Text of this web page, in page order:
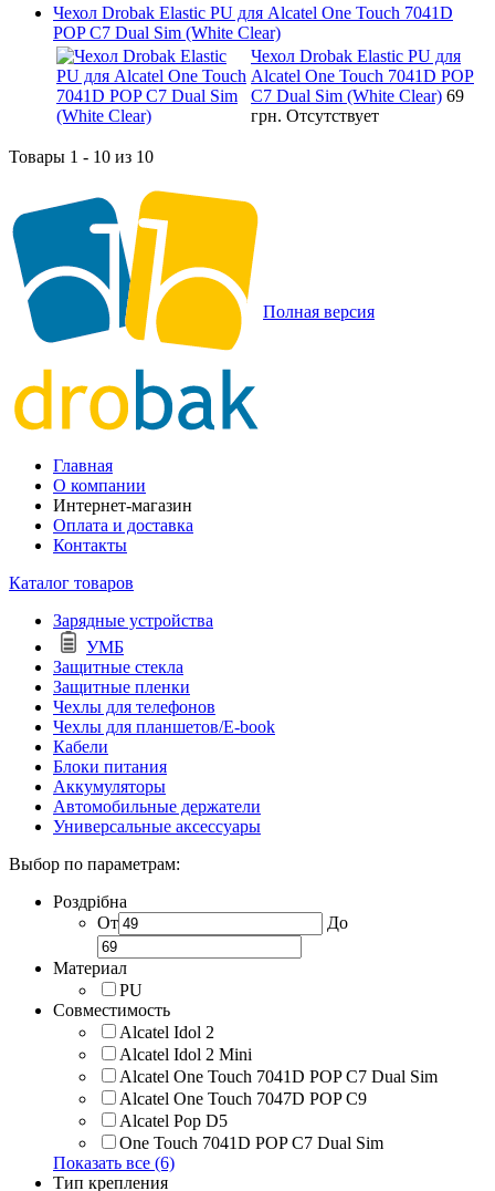
Чехол Drobak Elastic PU для Alcatel One Touch 7041D
POP C7 Dual Sim (White Clear)
Чехол Drobak Elastic PU для
Alcatel One Touch 7041D POP
C7 Dual Sim (White Clear) 69
грн. Отсутствует
Товары 1 - 10 из 10
Полная версия
Главная
О компании
Интернет-магазин
Оплата и доставка
Контакты
Каталог товаров
Зарядные устройства
УМБ
Защитные стекла
Защитные пленки
Чехлы для телефонов
Чехлы для планшетов/E-book
Кабели
Блоки питания
Аккумуляторы
Автомобильные держатели
Универсальные аксессуары
Выбор по параметрам:
Роздрібна
От
До
Материал
PU
Совместимость
Alcatel Idol 2
Alcatel Idol 2 Mini
Alcatel One Touch 7041D POP C7 Dual Sim
Alcatel One Touch 7047D POP C9
Alcatel Pop D5
One Touch 7041D POP C7 Dual Sim
Показать все (6)
Тип крепления